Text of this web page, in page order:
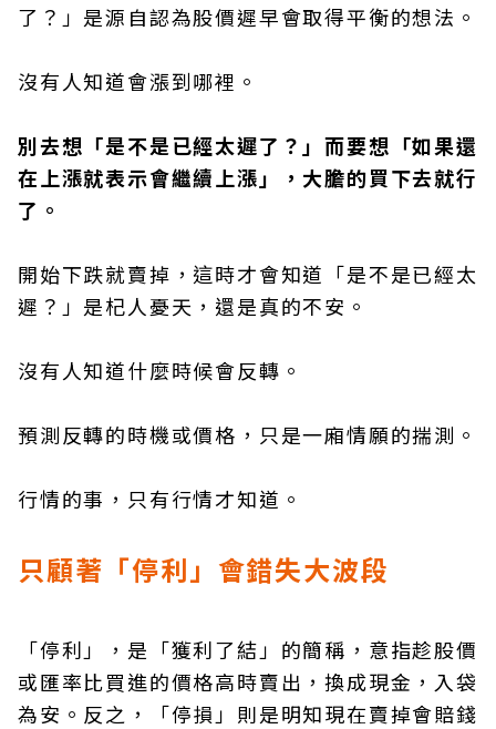
了？」是源自認為股價遲早會取得平衡的想法。
沒有人知道會漲到哪裡。
別去想「是不是已經太遲了？」而要想「如果還
在上漲就表示會繼續上漲」，大膽的買下去就行
了。
開始下跌就賣掉，這時才會知道「是不是已經太
遲？」是杞人憂天，還是真的不安。
沒有人知道什麼時候會反轉。
預測反轉的時機或價格，只是一廂情願的揣測。
行情的事，只有行情才知道。
只顧著「停利」會錯失大波段
「停利」，是「獲利了結」的簡稱，意指趁股價
或匯率比買進的價格高時賣出，換成現金，入袋
為安。反之，「停損」則是明知現在賣掉會賠錢